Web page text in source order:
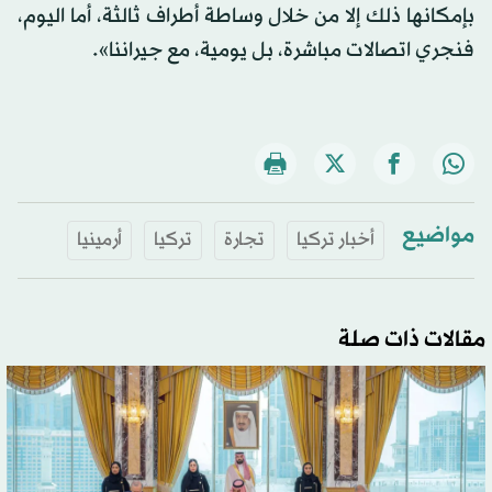
بإمكانها ذلك إلا من خلال وساطة أطراف ثالثة، أما اليوم،
فنجري اتصالات مباشرة، بل يومية، مع جيراننا».
مواضيع أخبار تركيا تجارة تركيا أرمينيا
مقالات ذات صلة